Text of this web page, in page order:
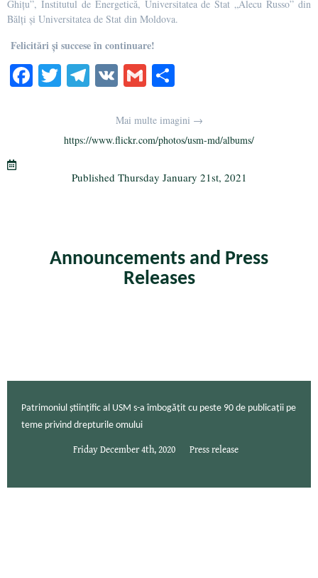
Ghițu”, Institutul de Energetică, Universitatea de Stat „Alecu Russo” din
Bălți și Universitatea de Stat din Moldova.
Felicitări și succese în continuare!
Fa T
r
Te
a
m
V G
ailre
Mai multe imagini →
https://www.flickr.com/photos/usm-md/albums/
Published Thursday January 21st, 2021
Announcements and Press
Releases
Patrimoniul științific al USM s-a îmbogățit cu peste 90 de publicații pe
teme privind drepturile omului
Friday December 4th, 2020 Press release